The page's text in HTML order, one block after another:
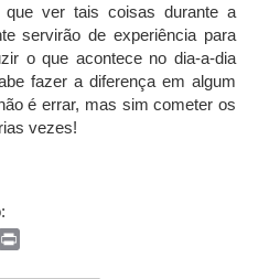
que ver tais coisas durante a
servirão de experiência para
o que acontece no dia-a-dia
fazer a diferença em algum
é errar, mas sim cometer os
vezes!